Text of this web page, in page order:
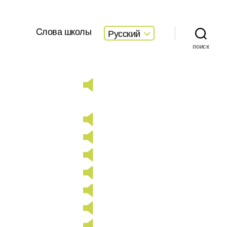
Cлова школы Русский
поиск